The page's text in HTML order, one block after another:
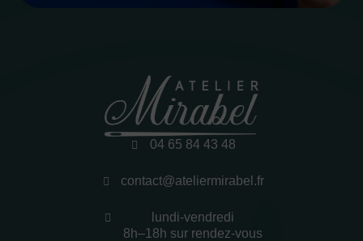
04 65 84 43 48
contact@ateliermirabel.fr
lundi-vendredi
8h–18h sur rendez-vous